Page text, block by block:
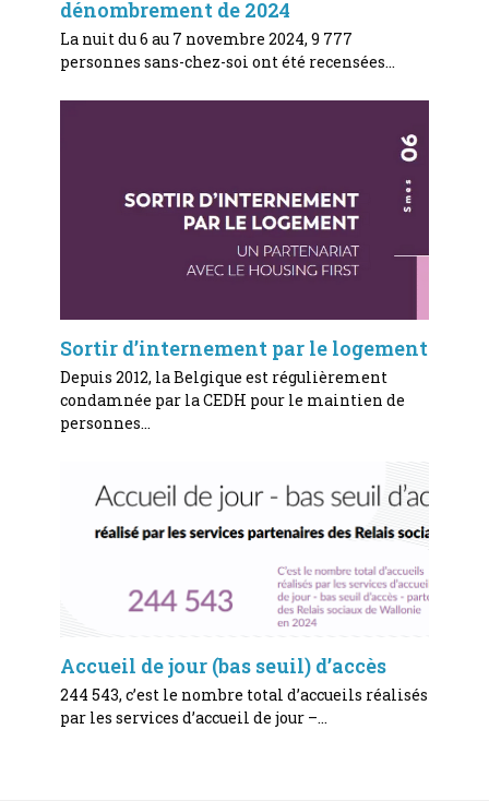
dénombrement de 2024
La nuit du 6 au 7 novembre 2024, 9 777
personnes sans-chez-soi ont été recensées…
Sortir d’internement par le logement
Depuis 2012, la Belgique est régulièrement
condamnée par la CEDH pour le maintien de
personnes…
Accueil de jour (bas seuil) d’accès
244 543, c’est le nombre total d’accueils réalisés
par les services d’accueil de jour –…